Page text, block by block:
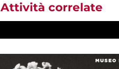
Attività correlate